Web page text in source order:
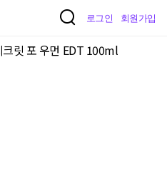
로그인 회원가입